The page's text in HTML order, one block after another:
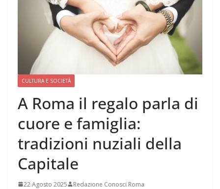
CULTURA E SOCIETÀ
A Roma il regalo parla di
cuore e famiglia:
tradizioni nuziali della
Capitale
22 Agosto 2025 Redazione Conosci Roma